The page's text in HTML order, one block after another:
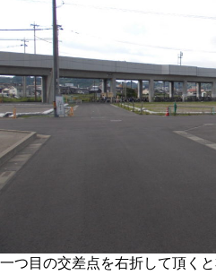
一つ目の交差点を右折して頂く